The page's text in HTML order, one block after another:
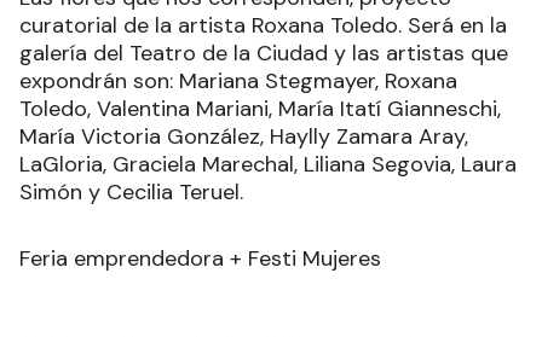
curatorial de la artista Roxana Toledo. Será en la
galería del Teatro de la Ciudad y las artistas que
expondrán son: Mariana Stegmayer, Roxana
Toledo, Valentina Mariani, María Itatí Gianneschi,
María Victoria González, Haylly Zamara Aray,
LaGloria, Graciela Marechal, Liliana Segovia, Laura
Simón y Cecilia Teruel.
Feria emprendedora + Festi Mujeres